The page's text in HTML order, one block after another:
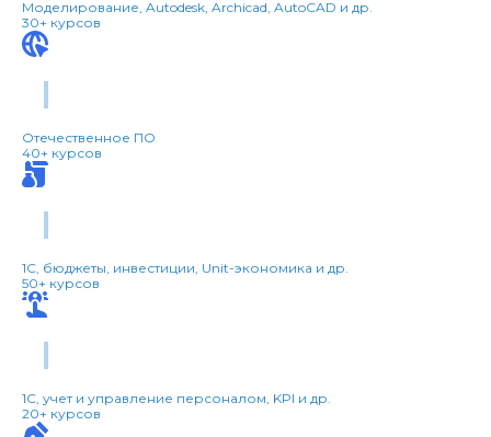
Моделирование, Autodesk, Archicad, AutoCAD и др.
30+ курсов
Отечественное ПО
40+ курсов
1С, бюджеты, инвестиции, Unit-экономика и др.
50+ курсов
1С, учет и управление персоналом, KPI и др.
20+ курсов